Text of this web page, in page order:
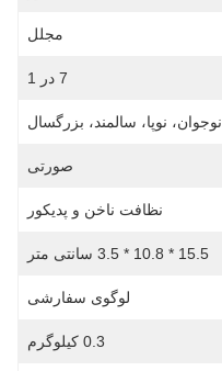
مجلل
7 در 1
نوجوان، نوپا، سالمند، بزرگسال
صورتی
نظافت ناخن و پدیکور
15.5 * 10.8 * 3.5 سانتی متر
لوگوی سفارشی
0.3 کیلوگرم